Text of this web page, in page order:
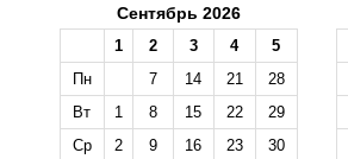
Сентябрь 2026
1 2 3 4
5
Пн
7 14 21
28
Вт
1 8 15 22
29
Ср
2 9 16 23
30